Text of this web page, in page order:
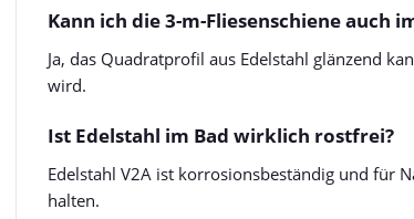
Kann ich die 3-m-Fliesenschiene auch
Ja, das Quadratprofil aus Edelstahl glänzend
wird.
Ist Edelstahl im Bad wirklich rostfrei?
Edelstahl V2A ist korrosionsbeständig und für
halten.